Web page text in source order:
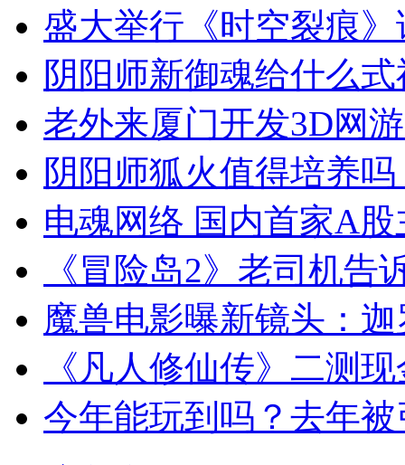
盛大举行《时空裂痕
阴阳师新御魂给什么
老外来厦门开发3D网
阴阳师狐火值得培养
电魂网络 国内首家A
《冒险岛2》老司机告
魔兽电影曝新镜头：
《凡人修仙传》二测
今年能玩到吗？去年